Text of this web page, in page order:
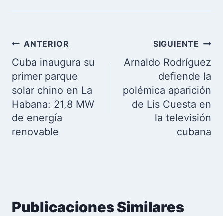
Navegación
de
entradas
ANTERIOR
Cuba inaugura su
primer parque
solar chino en La
Habana: 21,8 MW
de energía
renovable
SIGUIENTE
Arnaldo Rodríguez
defiende la
polémica aparición
de Lis Cuesta en
la televisión
cubana
Publicaciones Similares